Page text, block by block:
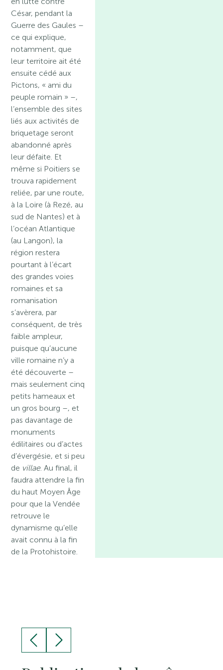
César, pendant la
Guerre des Gaules –
ce qui explique,
notamment, que
leur territoire ait été
ensuite cédé aux
Pictons, « ami du
peuple romain » –,
l’ensemble des sites
liés aux activités de
briquetage seront
abandonné après
leur défaite. Et
même si Poitiers se
trouva rapidement
reliée, par une route,
à la Loire (à Rezé, au
sud de Nantes) et à
l’océan Atlantique
(au Langon), la
région restera
pourtant à l’écart
des grandes voies
romaines et sa
romanisation
s’avèrera, par
conséquent, de très
faible ampleur,
puisque qu’aucune
ville romaine n’y a
été découverte –
mais seulement cinq
petits hameaux et
un gros bourg –, et
pas davantage de
monuments
édilitaires ou d’actes
d’évergésie, et si peu
de villae. Au final, il
faudra attendre la fin
du haut Moyen Âge
pour que la Vendée
retrouve le
dynamisme qu’elle
avait connu à la fin
de la Protohistoire.